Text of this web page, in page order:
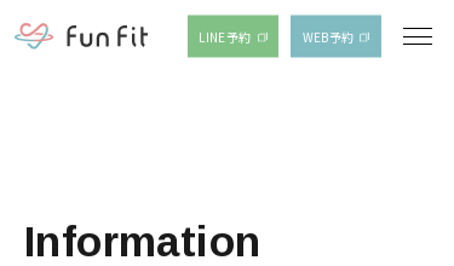
LINE予約 WEB予約
Information